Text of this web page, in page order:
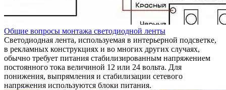
Общие вопросы монтажа светодиодной ленты
Светодиодная лента, используемая в интерьерной подсветке,
в рекламных конструкциях и во многих других случаях,
обычно требует питания стабилизированным напряжением
постоянного тока величиной 12 или 24 вольта. Для
понижения, выпрямления и стабилизации сетевого
напряжения используются блоки питания.